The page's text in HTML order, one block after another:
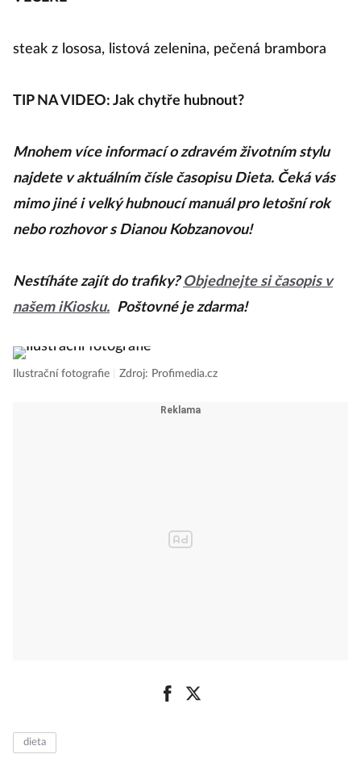
steak z lososa, listová zelenina, pečená brambora
TIP NA VIDEO: Jak chytře hubnout?
Mnohem více informací o zdravém životním stylu
najdete v aktuálním čísle časopisu Dieta. Čeká vás
mimo jiné i velký hubnoucí manuál pro letošní rok
nebo rozhovor s Dianou Kobzanovou!
Nestíháte zajít do trafiky?Objednejte si časopis v
našem iKiosku. Poštovné je zdarma!
Ilustrační fotografie Zdroj: Profimedia.cz
dieta